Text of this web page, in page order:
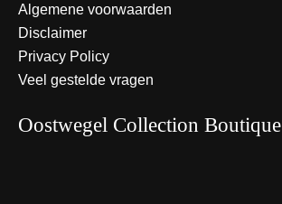
Algemene voorwaarden
Disclaimer
Privacy Policy
Veel gestelde vragen
Oostwegel Collection Boutique